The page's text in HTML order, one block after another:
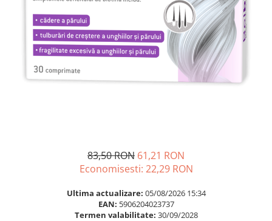
Omega 3
Par si unghii
Probiotice si prebiotice
Prostata
Somn stres si anxietate
Supliment Complexe
Balsam masca si tratament
Produse cu SPF Pentru Fata
Repelenti insecte
83,50 RON 61,21 RON
Economisesti: 22,29 RON
Ultima actualizare: 05/08/2026 15:34
EAN: 5906204023737
Termen valabilitate: 30/09/2028